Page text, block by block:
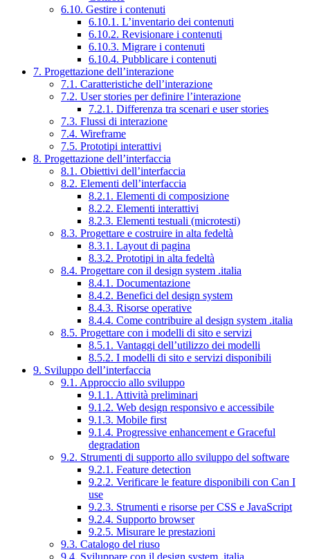
6.10. Gestire i contenuti
6.10.1. L’inventario dei contenuti
6.10.2. Revisionare i contenuti
6.10.3. Migrare i contenuti
6.10.4. Pubblicare i contenuti
7. Progettazione dell’interazione
7.1. Caratteristiche dell’interazione
7.2. User stories per definire l’interazione
7.2.1. Differenza tra scenari e user stories
7.3. Flussi di interazione
7.4. Wireframe
7.5. Prototipi interattivi
8. Progettazione dell’interfaccia
8.1. Obiettivi dell’interfaccia
8.2. Elementi dell’interfaccia
8.2.1. Elementi di composizione
8.2.2. Elementi interattivi
8.2.3. Elementi testuali (microtesti)
8.3. Progettare e costruire in alta fedeltà
8.3.1. Layout di pagina
8.3.2. Prototipi in alta fedeltà
8.4. Progettare con il design system .italia
8.4.1. Documentazione
8.4.2. Benefici del design system
8.4.3. Risorse operative
8.4.4. Come contribuire al design system .italia
8.5. Progettare con i modelli di sito e servizi
8.5.1. Vantaggi dell’utilizzo dei modelli
8.5.2. I modelli di sito e servizi disponibili
9. Sviluppo dell’interfaccia
9.1. Approccio allo sviluppo
9.1.1. Attività preliminari
9.1.2. Web design responsivo e accessibile
9.1.3. Mobile first
9.1.4. Progressive enhancement e Graceful
degradation
9.2. Strumenti di supporto allo sviluppo del software
9.2.1. Feature detection
9.2.2. Verificare le feature disponibili con Can I
use
9.2.3. Strumenti e risorse per CSS e JavaScript
9.2.4. Supporto browser
9.2.5. Misurare le prestazioni
9.3. Catalogo del riuso
9.4. Sviluppare con il design system .italia